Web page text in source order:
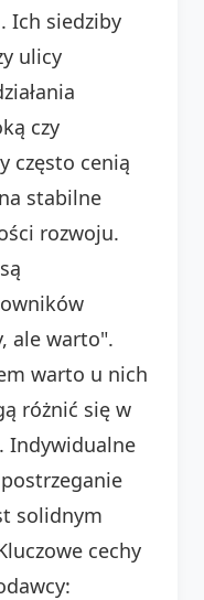
. Ich siedziby
ulicy
czy
często cenią
stabilne
rozwoju.
są
ale warto".
warto u nich
różnić się w
Indywidualne
solidnym
cechy